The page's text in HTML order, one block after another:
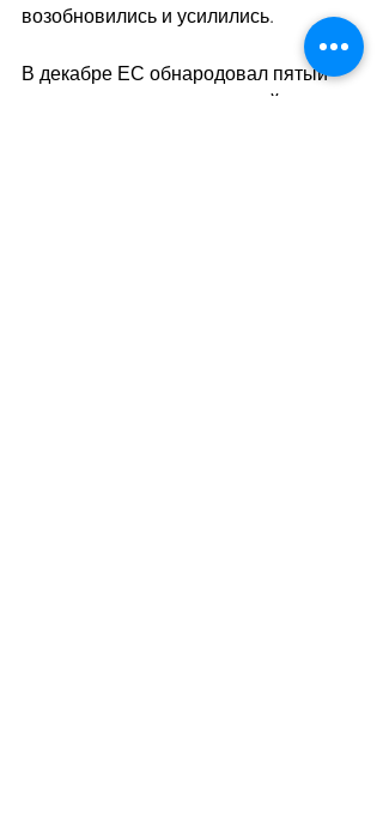
возобновились и усилились.
В декабре ЕС обнародовал пятый
пакет персональных санкций в